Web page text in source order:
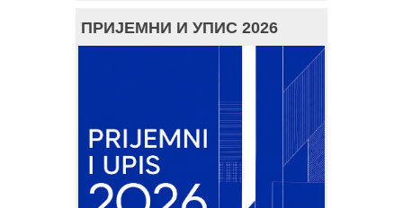
ПРИЈЕМНИ И УПИС 2026